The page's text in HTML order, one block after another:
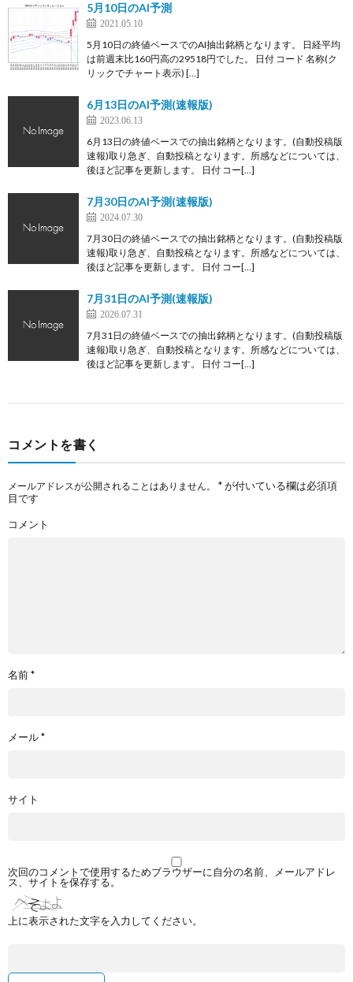
5月10日のAI予測
2021.05.10
5月10日の終値ベースでのAI抽出銘柄となります。 日経平均
は前週末比160円高の29518円でした。 日付 コード 名称(ク
リックでチャート表示) […]
6月13日のAI予測(速報版)
2023.06.13
6月13日の終値ベースでの抽出銘柄となります。(自動投稿版
速報)取り急ぎ、自動投稿となります。所感などについては、
後ほど記事を更新します。 日付 コー[…]
7月30日のAI予測(速報版)
2024.07.30
7月30日の終値ベースでの抽出銘柄となります。(自動投稿版
速報)取り急ぎ、自動投稿となります。所感などについては、
後ほど記事を更新します。 日付 コー[…]
7月31日のAI予測(速報版)
2026.07.31
7月31日の終値ベースでの抽出銘柄となります。(自動投稿版
速報)取り急ぎ、自動投稿となります。所感などについては、
後ほど記事を更新します。 日付 コー[…]
コメントを書く
メールアドレスが公開されることはありません。 *が付いている欄は必須項
目です
コメント
名前*
メール*
サイト
次回のコメントで使用するためブラウザーに自分の名前、メールアドレ
ス、サイトを保存する。
上に表示された文字を入力してください。